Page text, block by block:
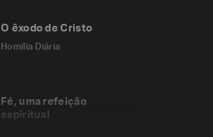
O êxodo de Cristo
Homilia Diária
Fé, uma refeição
espiritual